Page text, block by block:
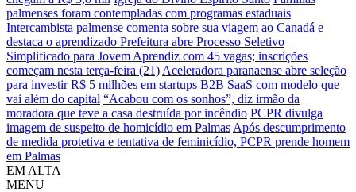
palmenses foram contempladas com programas estaduais
Intercambista palmense comenta sobre sua viagem ao Canadá e
destaca o aprendizado Prefeitura abre Processo Seletivo
Simplificado para Jovem Aprendiz com 45 vagas; inscrições
começam nesta terça-feira (21) Aceleradora paranaense abre seleção
para investir R$ 5 milhões em startups B2B SaaS com modelo que
vai além do capital “Acabou com os sonhos”, diz irmão da
moradora que teve a casa destruída por incêndio PCPR divulga
imagem de suspeito de homicídio em Palmas Após descumprimento
de medida protetiva e tentativa de feminicídio, PCPR prende homem
em Palmas
EM ALTA
MENU